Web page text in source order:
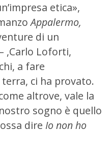
etica»,
Appalermo,
di un
,Carlo Loforti,
a fare
ci ha provato.
altrove, vale la
sogno è quello
dire Io non ho